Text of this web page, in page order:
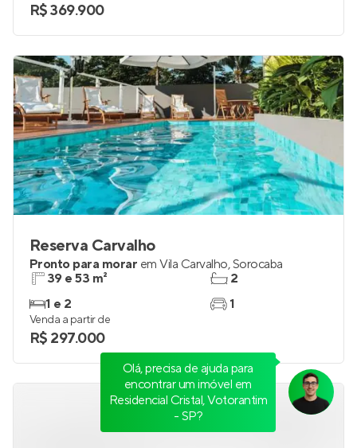
R$ 369.900
Reserva Carvalho
Pronto para morar em Vila Carvalho,Sorocaba
39 e 53 m²
1 e 2
2
1
Venda a partir de
R$ 297.000
Olá, precisa de ajuda para
encontrar um imóvel em
Residencial Cristal, Votorantim
- SP?